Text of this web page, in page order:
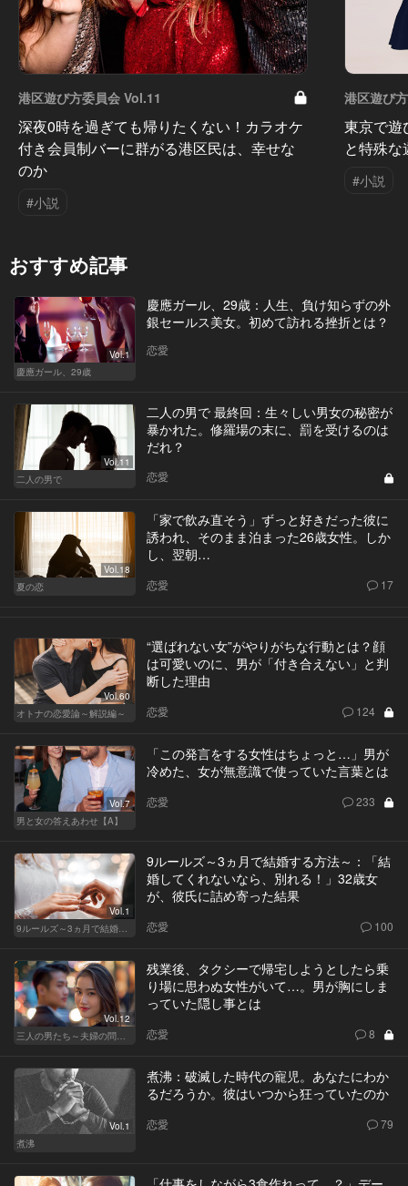
港区遊び方委員会 Vol.11
深夜0時を過ぎても帰りたくない！カラオケ
付き会員制バーに群がる港区民は、幸せな
のか
#小説
港区遊び
東京で遊
と特殊
#小説
おすすめ記事
Vol.1
慶應ガール、29歳
慶應ガール、29歳：人生、負け知らずの外
銀セールス美女。初めて訪れる挫折とは？
恋愛
Vol.11
二人の男で
二人の男で 最終回：生々しい男女の秘密が
暴かれた。修羅場の末に、罰を受けるのは
だれ？
恋愛
Vol.18
夏の恋
「家で飲み直そう」ずっと好きだった彼に
誘われ、そのまま泊まった26歳女性。しか
し、翌朝…
恋愛 17
Vol.60
オトナの恋愛論～解説編～
“選ばれない女”がやりがちな行動とは？顔
は可愛いのに、男が「付き合えない」と判
断した理由
恋愛 124
Vol.7
男と女の答えあわせ【A】
「この発言をする女性はちょっと…」男が
冷めた、女が無意識で使っていた言葉とは
恋愛 233
Vol.1
9ルールズ～3ヵ月で結婚する方法～
9ルールズ～3ヵ月で結婚する方法～：「結
婚してくれないなら、別れる！」32歳女
が、彼氏に詰め寄った結果
恋愛 100
Vol.12
三人の男たち～夫婦の問題～
残業後、タクシーで帰宅しようとしたら乗
り場に思わぬ女性がいて…。男が胸にしま
っていた隠し事とは
恋愛 8
Vol.1
煮沸
煮沸：破滅した時代の寵児。あなたにわか
るだろうか。彼はいつから狂っていたのか
恋愛 79